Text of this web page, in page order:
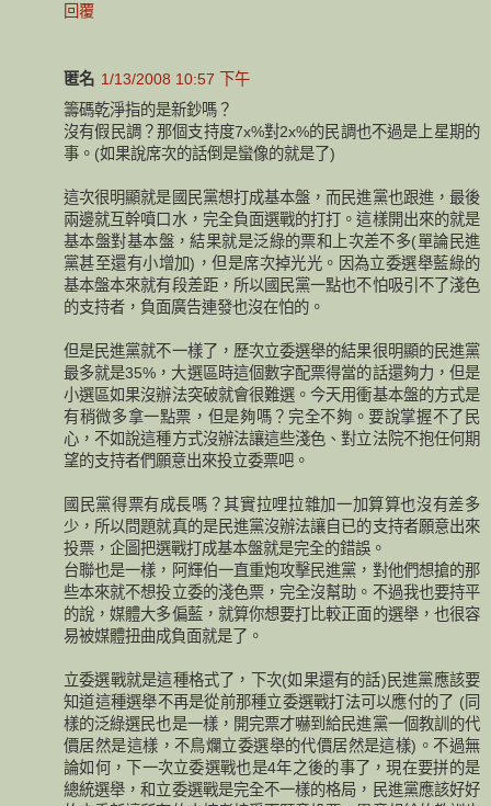
回覆
匿名 1/13/2008 10:57 下午
籌碼乾淨指的是新鈔嗎？
沒有假民調？那個支持度7x%對2x%的民調也不過是上星期的
事。(如果說席次的話倒是蠻像的就是了)
這次很明顯就是國民黨想打成基本盤，而民進黨也跟進，最後
兩邊就互幹噴口水，完全負面選戰的打打。這樣開出來的就是
基本盤對基本盤，結果就是泛綠的票和上次差不多(單論民進
黨甚至還有小增加)，但是席次掉光光。因為立委選舉藍綠的
基本盤本來就有段差距，所以國民黨一點也不怕吸引不了淺色
的支持者，負面廣告連發也沒在怕的。
但是民進黨就不一樣了，歷次立委選舉的結果很明顯的民進黨
最多就是35%，大選區時這個數字配票得當的話還夠力，但是
小選區如果沒辦法突破就會很難選。今天用衝基本盤的方式是
有稍微多拿一點票，但是夠嗎？完全不夠。要說掌握不了民
心，不如說這種方式沒辦法讓這些淺色、對立法院不抱任何期
望的支持者們願意出來投立委票吧。
國民黨得票有成長嗎？其實拉哩拉雜加一加算算也沒有差多
少，所以問題就真的是民進黨沒辦法讓自已的支持者願意出來
投票，企圖把選戰打成基本盤就是完全的錯誤。
台聯也是一樣，阿輝伯一直重炮攻擊民進黨，對他們想搶的那
些本來就不想投立委的淺色票，完全沒幫助。不過我也要持平
的說，媒體大多偏藍，就算你想要打比較正面的選舉，也很容
易被媒體扭曲成負面就是了。
立委選戰就是這種格式了，下次(如果還有的話)民進黨應該要
知道這種選舉不再是從前那種立委選戰打法可以應付的了 (同
樣的泛綠選民也是一樣，開完票才嚇到給民進黨一個教訓的代
價居然是這樣，不鳥爛立委選舉的代價居然是這樣)。不過無
論如何，下一次立委選戰也是4年之後的事了，現在要拼的是
總統選舉，和立委選戰是完全不一樣的格局，民進黨應該好好